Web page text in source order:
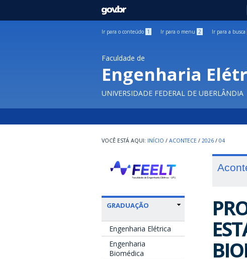
GOVBR
Ir para o conteúdo 1 Ir para o menu 2 Ir para a busca
Faculdade de
Engenharia
UNIVERSIDADE FEDERAL DE UBERLÂNDIA
INÍCIO / ACONTECE / 2026 / 04
GRADUAÇÃO
Engenharia Elétrica
Engenharia
Biomédica